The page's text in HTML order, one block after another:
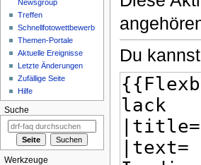
Du
Newsgroup
Treffen
Schnellfotowettbewerb
Themen-Portale
Aktuelle Ereignisse
Letzte Änderungen
Zufällige Seite
Hilfe
Suche
Werkzeuge